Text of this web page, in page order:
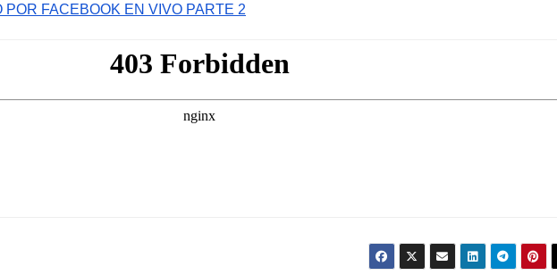
FACEBOOK EN VIVO PARTE 2